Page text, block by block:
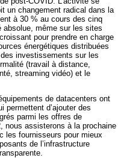
un changement radical dans la
à 30 % au cours des cinq
absolue, même sur les sites
pour prendre en charge
énergétiques distribuées
investissements sur les
(travail à distance,
streaming vidéo) et le
de datacenters ont
permettent d’ajouter des
parmi les offres de
nous assisterons à la prochaine
les fournisseurs pour mieux
de l’infrastructure